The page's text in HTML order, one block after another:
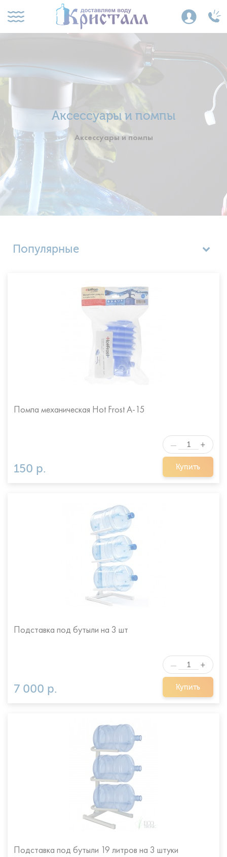
Аксессуары и помпы
Аксессуары и помпы
Популярные
Цена по убыванию
Помпа механическая Hot Frost A-15
150 р. Купить
— +
Подставка под бутыли на 3 шт
7 000 р. Купить
— +
Подставка под бутыли 19 литров на 3 штуки